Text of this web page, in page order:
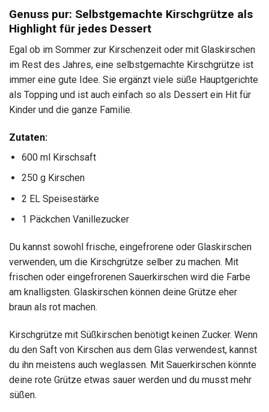
Genuss pur: Selbstgemachte Kirschgrütze als
Highlight für jedes Dessert
Egal ob im Sommer zur Kirschenzeit oder mit Glaskirschen
im Rest des Jahres, eine selbstgemachte Kirschgrütze ist
immer eine gute Idee. Sie ergänzt viele süße Hauptgerichte
als Topping und ist auch einfach so als Dessert ein Hit für
Kinder und die ganze Familie.
Zutaten:
600 ml Kirschsaft
250 g Kirschen
2 EL Speisestärke
1 Päckchen Vanillezucker
Du kannst sowohl frische, eingefrorene oder Glaskirschen
verwenden, um die Kirschgrütze selber zu machen. Mit
frischen oder eingefrorenen Sauerkirschen wird die Farbe
am knalligsten. Glaskirschen können deine Grütze eher
braun als rot machen.
Kirschgrütze mit Süßkirschen benötigt keinen Zucker. Wenn
du den Saft von Kirschen aus dem Glas verwendest, kannst
du ihn meistens auch weglassen. Mit Sauerkirschen könnte
deine rote Grütze etwas sauer werden und du musst mehr
süßen.